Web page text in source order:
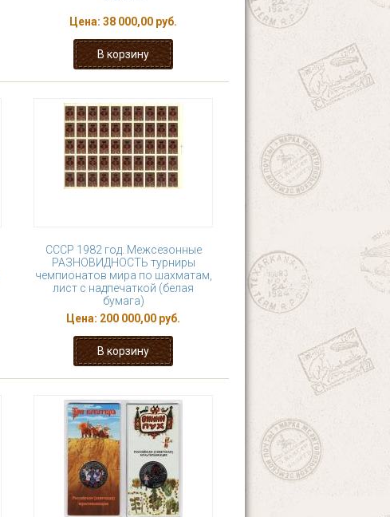
Цена: 38 000,00 руб.
СССР 1982 год. Межсезонные
РАЗНОВИДНОСТЬ турниры
чемпионатов мира по шахматам,
лист с надпечаткой (белая
бумага)
Цена: 200 000,00 руб.